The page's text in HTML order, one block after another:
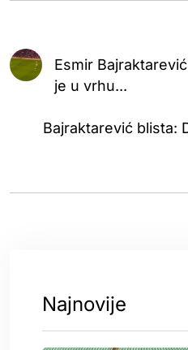
Esmir
je u vrhu...
Bajraktarević blista:
Najnovije